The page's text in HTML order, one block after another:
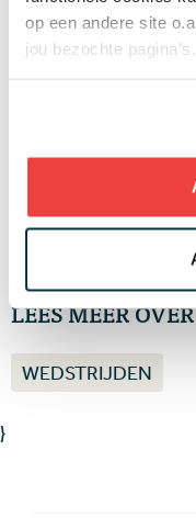
op een andere site
jou bezochte pagina’s.
Wéér wint
zijn moeder
mooiste nieuws: 'Oh
Van der
Tour, Hull
LEES MEER OVER
WEDSTRIJDEN
}